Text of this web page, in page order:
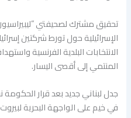
تحقيق مشترك لصحيفتي
الإسرائيلية حول تورط شركتين
الانتخابات البلدية الفرنسية
المنتمي إلى أقصى اليسار.
جدل لبناني جديد بعد قرار
في خيم على الواجهة البحرية